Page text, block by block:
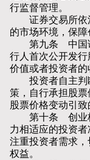
行监督管理。
证券交易所依
的市场环境，保障
第九条 中国证
行人首次公开发
价值或者投资者的
投资者自主判
策，自行承担股
股票价格变动引致
第十条 创业板
力相适应的投资
注重投资者需求
权益。